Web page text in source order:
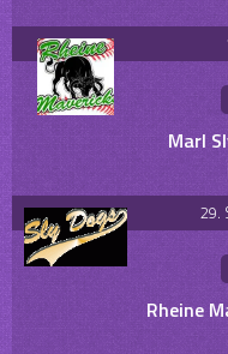
Marl
29.
Rheine